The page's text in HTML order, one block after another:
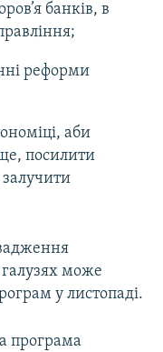
банків, в
реформи
аби
посилити
може
у листопаді.
програма